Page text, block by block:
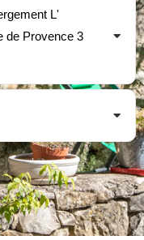
L'
de Provence 3